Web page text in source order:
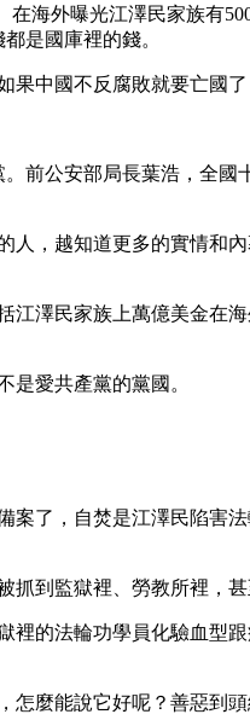
海外曝光江澤民家族有
是國庫裡的錢。
中國不反腐敗就要亡國了
前公安部局長葉浩，全
，越知道更多的實情和
澤民家族上萬億美金在
是愛共產黨的黨國。
了，自焚是江澤民陷害
到監獄裡、勞教所裡，
的法輪功學員化驗血型
麼能說它好呢？善惡到